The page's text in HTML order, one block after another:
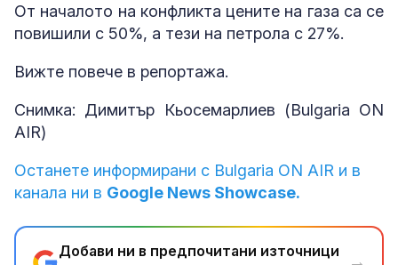
От началото на конфликта цените на газа са се
повишили с 50%, а тези на петрола с 27%.
Вижте повече в репортажа.
Снимка: Димитър Кьосемарлиев (Bulgaria ON
AIR)
Останете информирани с Bulgaria ON AIR и в
канала ни в Google News Showcase.
Добави ни в предпочитани източници